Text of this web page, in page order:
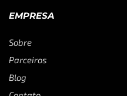
EMPRESA
Sobre
Parceiros
Blog